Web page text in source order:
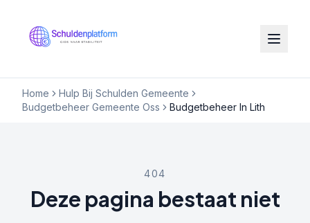
Home
Hulp Bij Schulden Gemeente
Budgetbeheer Gemeente Oss
Budgetbeheer In Lith
404
Deze pagina bestaat niet